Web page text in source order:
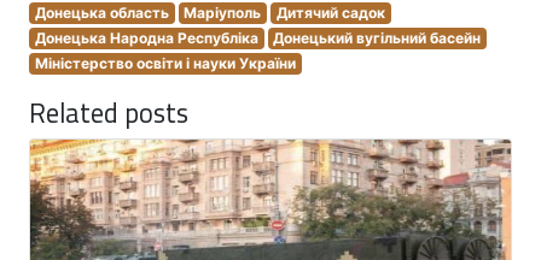
Донецька область Маріуполь
Дитячий садок
Донецька Народна Республіка
Донецький вугільний басейн
Міністерство освіти і науки України
Related posts